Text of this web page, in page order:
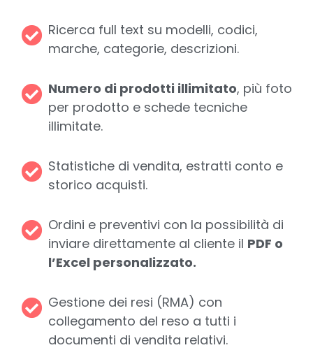
Ricerca full text su modelli, codici,
marche, categorie, descrizioni.
Numero di prodotti illimitato, più foto
per prodotto e schede tecniche
illimitate.
Statistiche di vendita, estratti conto e
storico acquisti.
Ordini e preventivi con la possibilità di
inviare direttamente al cliente il PDF o
l’Excel personalizzato.
Gestione dei resi (RMA) con
collegamento del reso a tutti i
documenti di vendita relativi.